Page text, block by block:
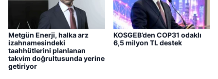
Metgün Enerji, halka arz
izahnamesindeki
taahhütlerini planlanan
takvim doğrultusunda yerine
getiriyor
KOSGEB’den COP31 odaklı
6,5 milyon TL destek